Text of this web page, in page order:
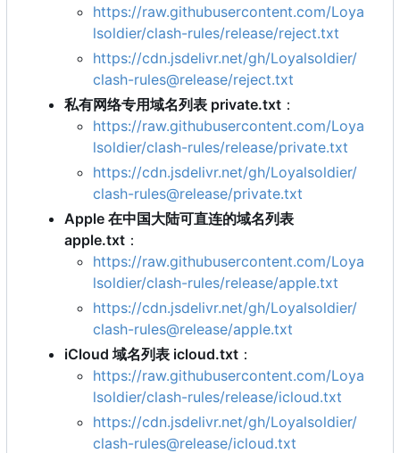
https://raw.githubusercontent.com/Loya
lsoldier/clash-rules/release/reject.txt
https://cdn.jsdelivr.net/gh/Loyalsoldier/
clash-rules@release/reject.txt
私有网络专用域名列表 private.txt ：
https://raw.githubusercontent.com/Loya
lsoldier/clash-rules/release/private.txt
https://cdn.jsdelivr.net/gh/Loyalsoldier/
clash-rules@release/private.txt
Apple 在中国大陆可直连的域名列表
apple.txt ：
https://raw.githubusercontent.com/Loya
lsoldier/clash-rules/release/apple.txt
https://cdn.jsdelivr.net/gh/Loyalsoldier/
clash-rules@release/apple.txt
iCloud 域名列表 icloud.txt ：
https://raw.githubusercontent.com/Loya
lsoldier/clash-rules/release/icloud.txt
https://cdn.jsdelivr.net/gh/Loyalsoldier/
clash-rules@release/icloud.txt